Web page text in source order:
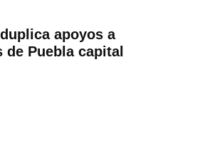
apoyos a
de Puebla capital